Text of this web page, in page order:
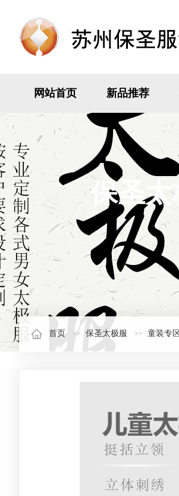
网站首页 新品推荐
保圣太
首页 保圣太极服 童装专区